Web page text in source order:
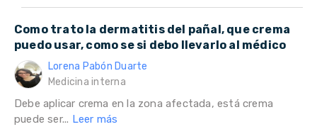
Como trato la dermatitis del pañal, que crema
puedo usar, como se si debo llevarlo al médico
Lorena Pabón Duarte
Medicina interna
Debe aplicar crema en la zona afectada, está crema
puede ser... Leer más